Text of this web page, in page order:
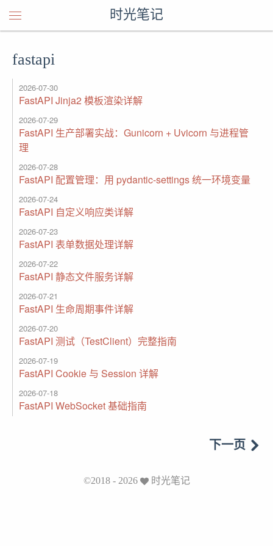
时光笔记
fastapi
2026-07-30
FastAPI Jinja2 模板渲染详解
2026-07-29
FastAPI 生产部署实战：Gunicorn + Uvicorn 与进程管
理
2026-07-28
FastAPI 配置管理：用 pydantic-settings 统一环境变量
2026-07-24
FastAPI 自定义响应类详解
2026-07-23
FastAPI 表单数据处理详解
2026-07-22
FastAPI 静态文件服务详解
2026-07-21
FastAPI 生命周期事件详解
2026-07-20
FastAPI 测试（TestClient）完整指南
2026-07-19
FastAPI Cookie 与 Session 详解
2026-07-18
FastAPI WebSocket 基础指南
下一页
©2018 - 2026 时光笔记